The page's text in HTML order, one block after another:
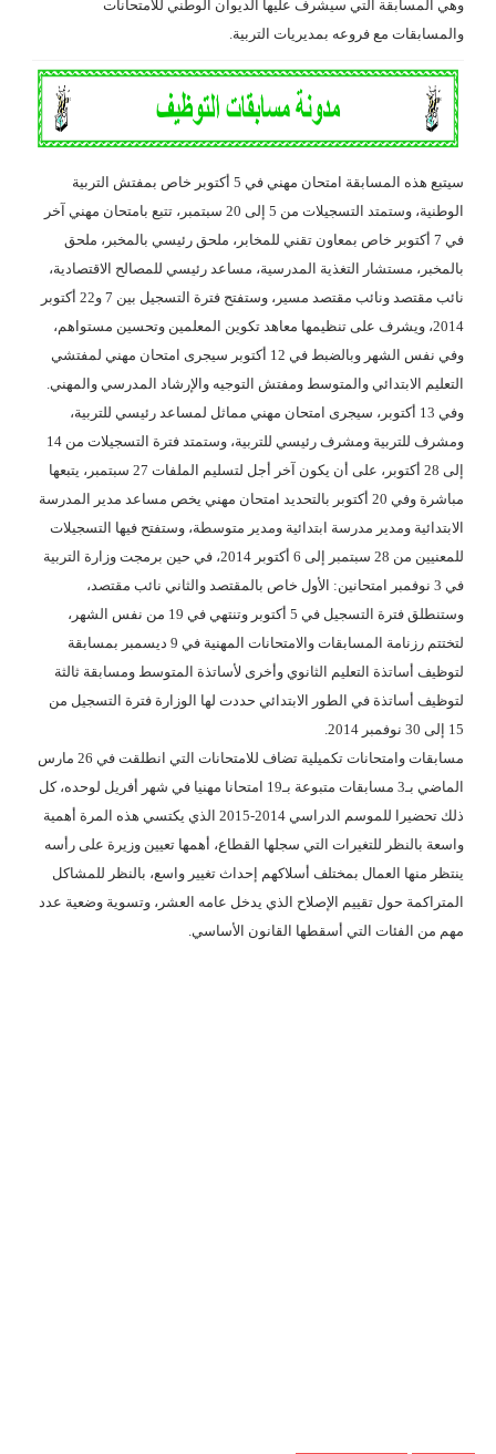
وهي المسابقة التي سيشرف عليها الديوان الوطني للامتحانات
والمسابقات مع فروعه بمديريات التربية.
سيتبع هذه المسابقة امتحان مهني في 5 أكتوبر خاص بمفتش التربية
الوطنية، وستمتد التسجيلات من 5 إلى 20 سبتمبر، تتبع بامتحان مهني آخر
في 7 أكتوبر خاص بمعاون تقني للمخابر، ملحق رئيسي بالمخبر، ملحق
بالمخبر، مستشار التغذية المدرسية، مساعد رئيسي للمصالح الاقتصادية،
نائب مقتصد ونائب مقتصد مسير، وستفتح فترة التسجيل بين 7 و22 أكتوبر
2014، ويشرف على تنظيمها معاهد تكوين المعلمين وتحسين مستواهم،
وفي نفس الشهر وبالضبط في 12 أكتوبر سيجرى امتحان مهني لمفتشي
التعليم الابتدائي والمتوسط ومفتش التوجيه والإرشاد المدرسي والمهني.
وفي 13 أكتوبر، سيجرى امتحان مهني مماثل لمساعد رئيسي للتربية،
ومشرف للتربية ومشرف رئيسي للتربية، وستمتد فترة التسجيلات من 14
إلى 28 أكتوبر، على أن يكون آخر أجل لتسليم الملفات 27 سبتمبر، يتبعها
مباشرة وفي 20 أكتوبر بالتحديد امتحان مهني يخص مساعد مدير المدرسة
الابتدائية ومدير مدرسة ابتدائية ومدير متوسطة، وستفتح فيها التسجيلات
للمعنيين من 28 سبتمبر إلى 6 أكتوبر 2014، في حين برمجت وزارة التربية
في 3 نوفمبر امتحانين: الأول خاص بالمقتصد والثاني نائب مقتصد،
وستنطلق فترة التسجيل في 5 أكتوبر وتنتهي في 19 من نفس الشهر،
لتختتم رزنامة المسابقات والامتحانات المهنية في 9 ديسمبر بمسابقة
لتوظيف أساتذة التعليم الثانوي وأخرى لأساتذة المتوسط ومسابقة ثالثة
لتوظيف أساتذة في الطور الابتدائي حددت لها الوزارة فترة التسجيل من
15 إلى 30 نوفمبر 2014.
مسابقات وامتحانات تكميلية تضاف للامتحانات التي انطلقت في 26 مارس
الماضي بـ3 مسابقات متبوعة بـ19 امتحانا مهنيا في شهر أفريل لوحده، كل
ذلك تحضيرا للموسم الدراسي 2014-2015 الذي يكتسي هذه المرة أهمية
واسعة بالنظر للتغيرات التي سجلها القطاع، أهمها تعيين وزيرة على رأسه
ينتظر منها العمال بمختلف أسلاكهم إحداث تغيير واسع، بالنظر للمشاكل
المتراكمة حول تقييم الإصلاح الذي يدخل عامه العشر، وتسوية وضعية عدد
مهم من الفئات التي أسقطها القانون الأساسي.